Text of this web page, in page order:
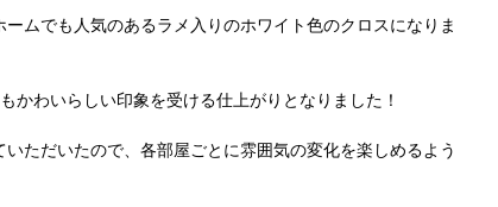
ムでも人気のあるラメ入りのホワイト色のクロスになりま
かわいらしい印象を受ける仕上がりとなりました！
ただいたので、各部屋ごとに雰囲気の変化を楽しめるよう